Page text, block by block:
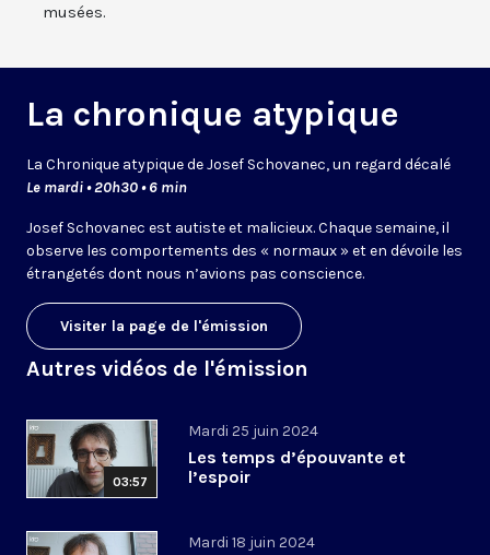
musées.
La chronique atypique
La Chronique atypique de Josef Schovanec, un regard décalé
Le mardi • 20h30 • 6 min
Josef Schovanec est autiste et malicieux. Chaque semaine, il
observe les comportements des « normaux » et en dévoile les
étrangetés dont nous n’avions pas conscience.
Visiter la page de l'émission
Autres vidéos de l'émission
03:57
Mardi 25 juin 2024
Les temps d’épouvante et
l’espoir
Mardi 18 juin 2024